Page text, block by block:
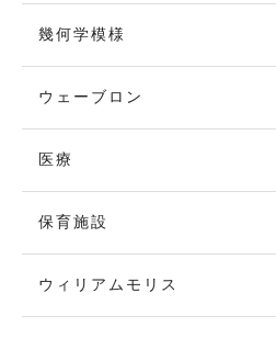
幾何学模様
ウェーブロン
医療
保育施設
ウィリアムモリス